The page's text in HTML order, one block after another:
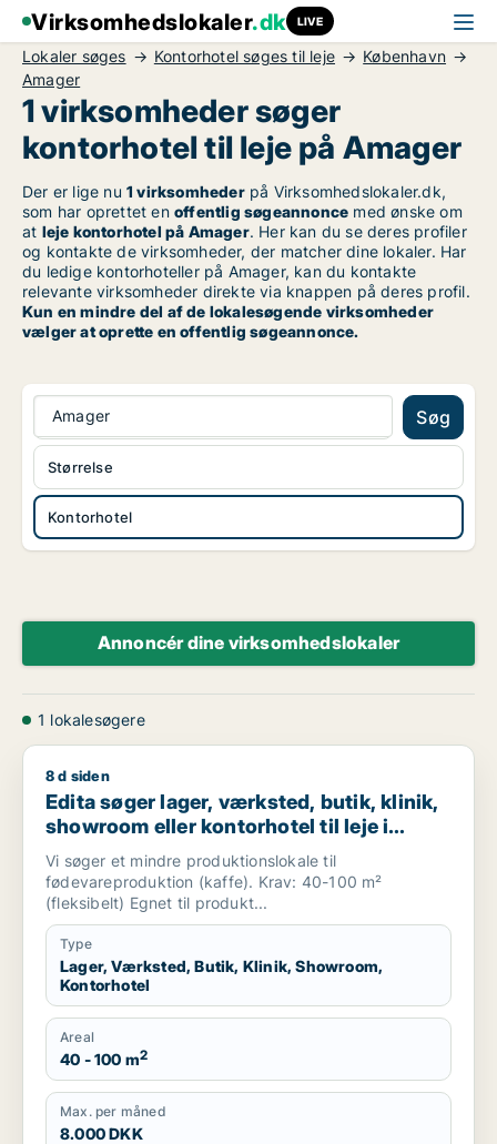
Virksomhedslokaler.dk LIVE
Lokaler søges Kontorhotel søges til leje
København
Amager
1 virksomheder søger
kontorhotel til leje på Amager
Der er lige nu 1 virksomhederpå Virksomhedslokaler.dk,
som har oprettet en offentlig søgeannonce med ønske om
at leje kontorhotel på Amager. Her kan du se deres profiler
og kontakte de virksomheder, der matcher dine lokaler. Har
du ledige kontorhoteller på Amager, kan du kontakte
relevante virksomheder direkte via knappen på deres profil.
Kun en mindre del af de lokalesøgende virksomheder
vælger at oprette en offentlig søgeannonce.
Amager Søg
Kontorhotel
Størrelse
Annoncér dine virksomhedslokaler
1 lokalesøgere
Edita søger lager, værksted, butik, klinik, showroom eller
8 d siden
Edita søger lager, værksted, butik, klinik,
showroom eller kontorhotel til leje i
Amager, København SV eller Valby m.fl.
Vi søger et mindre produktionslokale til
fødevareproduktion (kaffe). Krav: 40-100 m²
(fleksibelt) Egnet til produkt...
Type
Lager, Værksted, Butik, Klinik, Showroom,
Kontorhotel
Areal
40 - 100 m2
Max. per måned
8.000 DKK